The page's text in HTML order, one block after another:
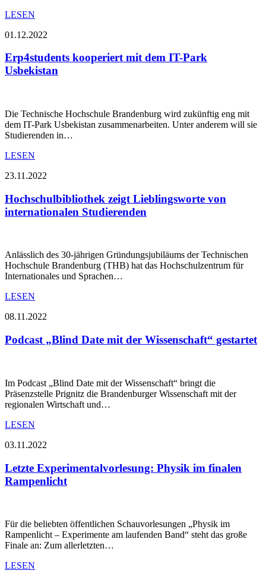
LESEN
01.12.2022
Erp4students kooperiert mit dem IT-Park
Usbekistan
Die Technische Hochschule Brandenburg wird zukünftig eng mit
dem IT-Park Usbekistan zusammenarbeiten. Unter anderem will sie
Studierenden in…
LESEN
23.11.2022
Hochschulbibliothek zeigt Lieblingsworte von
internationalen Studierenden
Anlässlich des 30-jährigen Gründungsjubiläums der Technischen
Hochschule Brandenburg (THB) hat das Hochschulzentrum für
Internationales und Sprachen…
LESEN
08.11.2022
Podcast „Blind Date mit der Wissenschaft“ gestartet
Im Podcast „Blind Date mit der Wissenschaft“ bringt die
Präsenzstelle Prignitz die Brandenburger Wissenschaft mit der
regionalen Wirtschaft und…
LESEN
03.11.2022
Letzte Experimentalvorlesung: Physik im finalen
Rampenlicht
Für die beliebten öffentlichen Schauvorlesungen „Physik im
Rampenlicht – Experimente am laufenden Band“ steht das große
Finale an: Zum allerletzten…
LESEN